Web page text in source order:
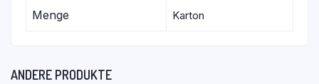
Menge Karton
ANDERE PRODUKTE